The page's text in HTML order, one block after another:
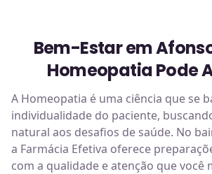
Bem-Estar em
Homeopatia Pode
A Homeopatia é uma ciência que se
individualidade do paciente,
natural aos desafios de saúde. No
a Farmácia Efetiva oferece
com a qualidade e atenção que você